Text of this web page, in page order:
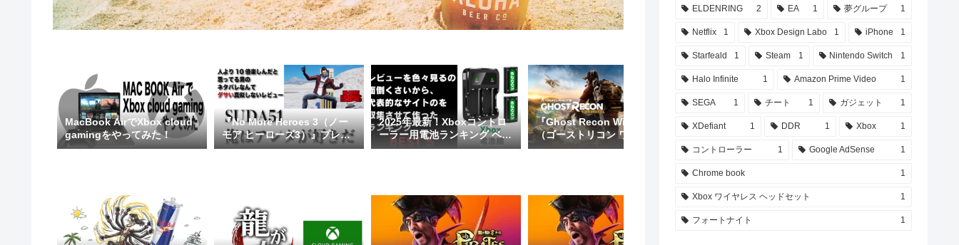
MacBook AirでXbox cloud
gamingをやってみた！
『No More Heroes 3（ノー
モア ヒーローズ3）』プレイ
レビュー（ネタバレなし）
2025年最新！Xboxコントロ
ーラー用電池ランキング ベス
ト5【レビュー＆比較で決
『Ghost Recon Wildlands
（ゴーストリコン ワイルドラ
ンズ）』ゲームレビュー
『龍が如く８外伝 Pirates in
登場人物や「絆ドラマ」を紹
「ゴロー王国」の情報も
ELDENRING 2 EA 1 夢グループ 1
Netflix 1 Xbox Design Labo 1 iPhone 1
Starfeald 1 Steam 1 Nintendo Switch 1
Halo Infinite 1 Amazon Prime Video 1
SEGA 1 チート 1 ガジェット 1
XDefiant 1 DDR 1 Xbox 1
コントローラー 1 Google AdSense 1
Chrome book 1
Xbox ワイヤレス ヘッドセット 1
フォートナイト 1